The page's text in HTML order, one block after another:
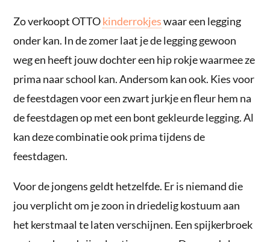
Zo verkoopt OTTOkinderrokjeswaar een legging
onder kan. In de zomer laat je de legging gewoon
weg en heeft jouw dochter een hip rokje waarmee ze
prima naar school kan. Andersom kan ook. Kies voor
de feestdagen voor een zwart jurkje en fleur hem na
de feestdagen op met een bont gekleurde legging. Al
kan deze combinatie ook prima tijdens de
feestdagen.
Voor de jongens geldt hetzelfde. Er is niemand die
jou verplicht om je zoon in driedelig kostuum aan
het kerstmaal te laten verschijnen. Een spijkerbroek